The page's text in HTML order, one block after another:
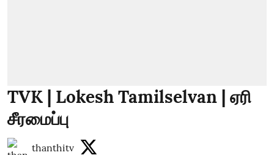
TVK | Lokesh Tamilselvan | ஏரி
சீரமைப்பு
thanthitv